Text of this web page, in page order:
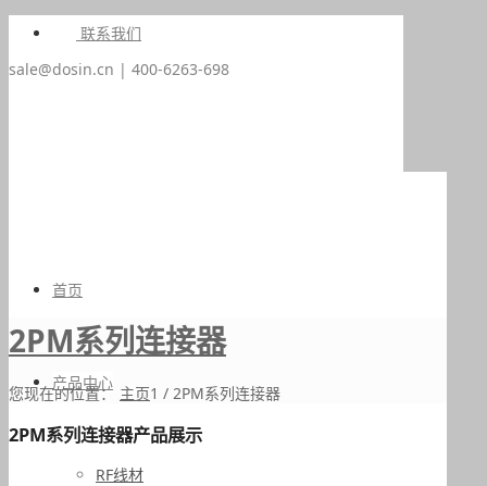
联系我们
sale@dosin.cn | 400-6263-698
首页
产品中心
RF线材
2PM系列连接器
您现在的位置： 主页1 / 2PM系列连接器
2PM系列连接器产品展示